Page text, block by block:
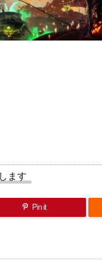
ます
Pin it